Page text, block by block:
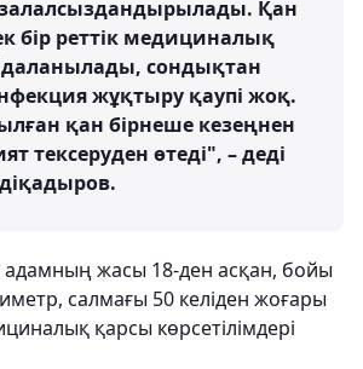
Қан
бір реттік медициналық
сондықтан
жұқтыру қаупі жоқ.
қан бірнеше кезеңнен
тексеруден өтеді", – деді
жасы 18-ден асқан, бойы
салмағы 50 келіден жоғары
қарсы көрсетілімдері